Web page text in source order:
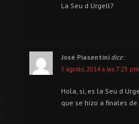
La Seu d Urgell?
José Piasentini dice:
5 agosto, 2014 a las 7:25 pm
Hola, si, es la Seu d
que se hizo a finales de